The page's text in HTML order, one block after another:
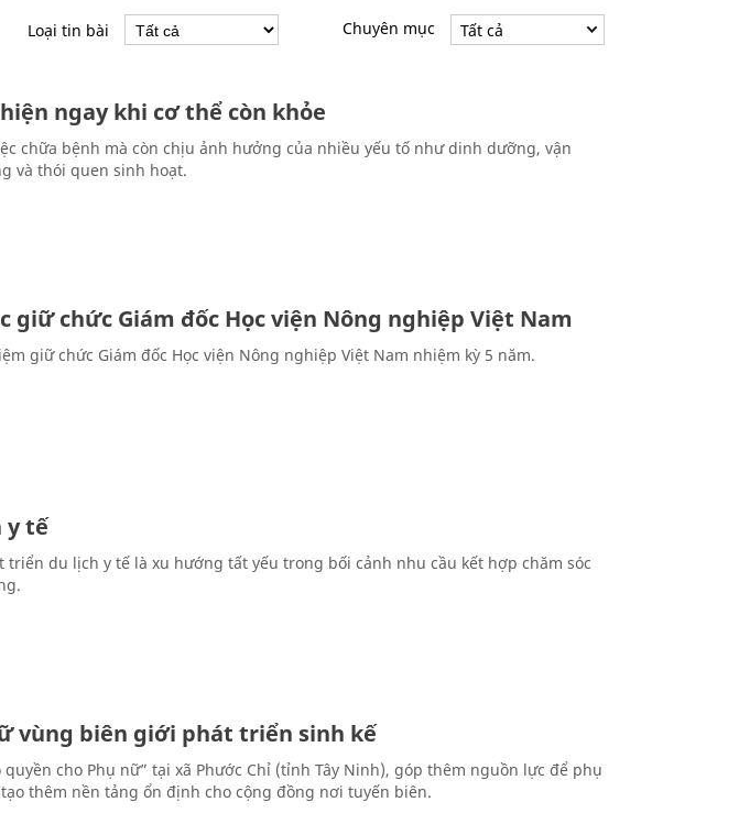
Loại tin bài Chuyên mục Tất cả
ngay khi cơ thể còn khỏe
chữa bệnh mà còn chịu ảnh hưởng của nhiều yếu tố như dinh dưỡng, vận
và thói quen sinh hoạt.
giữ chức Giám đốc Học viện Nông nghiệp Việt Nam
giữ chức Giám đốc Học viện Nông nghiệp Việt Nam nhiệm kỳ 5 năm.
y tế
triển du lịch y tế là xu hướng tất yếu trong bối cảnh nhu cầu kết hợp chăm sóc
vùng biên giới phát triển sinh kế
cho Phụ nữ” tại xã Phước Chỉ (tỉnh Tây Ninh), góp thêm nguồn lực để phụ
thêm nền tảng ổn định cho cộng đồng nơi tuyến biên.